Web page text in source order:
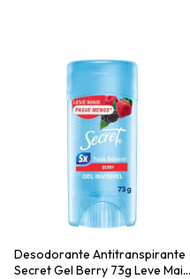
Desodorante Antitranspirante
Secret Gel Berry 73g Leve Mais